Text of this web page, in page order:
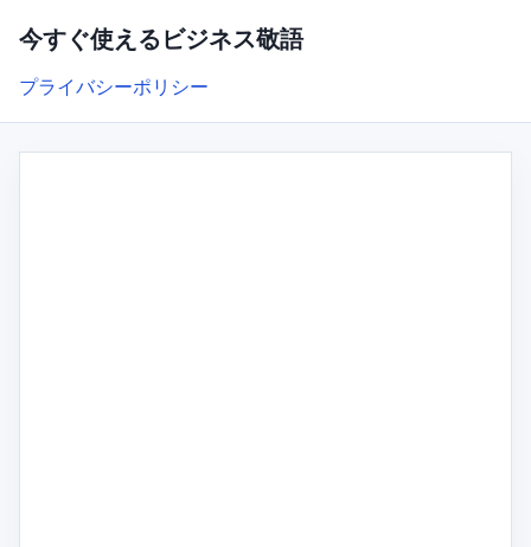
今すぐ使えるビジネス敬語
プライバシーポリシー